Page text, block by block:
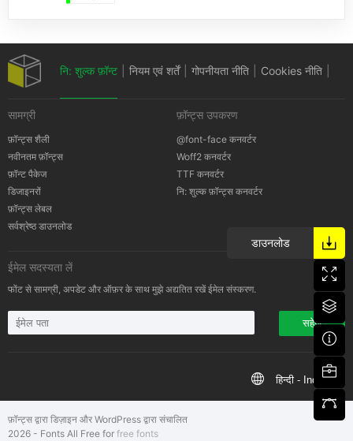
डाउनलोड
नि: शुल्क फ़ॉन्ट नियम एवं शर्तें गोपनीयता नीति Cookies नीति
सामग्री
फ़ॉन्ट्स शैली
नवीनतम फ़ॉन्ट्स
फ़ॉन्ट पैकेज
डिजाइनरों
फ़ॉन्ट्स लेबल
सर्वश्रेष्ठ डाउनलोड
फ़ॉन्ट्स उपकरण
@font-face कनवर्टर
Woff2 कनवर्टर
TTF कनवर्टर
नि: शुल्क फ़ॉन्ट्स कनवर्टर
ईमेल सदस्यता लें
फोंट से सामग्री, अपडेट और ऑफ़र के साथ मुझे अद्यतित रखें ईमेल संस्करण.
सहेजें
हिन्दी - India
फ़ॉन्ट्स द्वारा डिज़ाइन और WordPress द्वारा संचालित
2026 - Fonts All Free for free fonts